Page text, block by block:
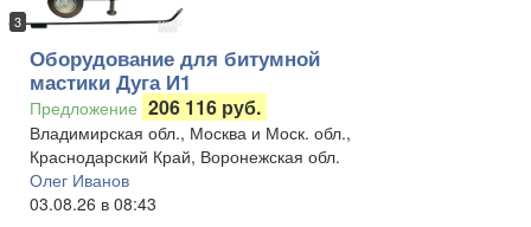
3
Оборудование для битумной
мастики Дуга И1
Предложение 206 116 руб.
Владимирская обл., Москва и Моск. обл.,
Краснодарский Край, Воронежская обл.
Олег Иванов
03.08.26 в 08:43